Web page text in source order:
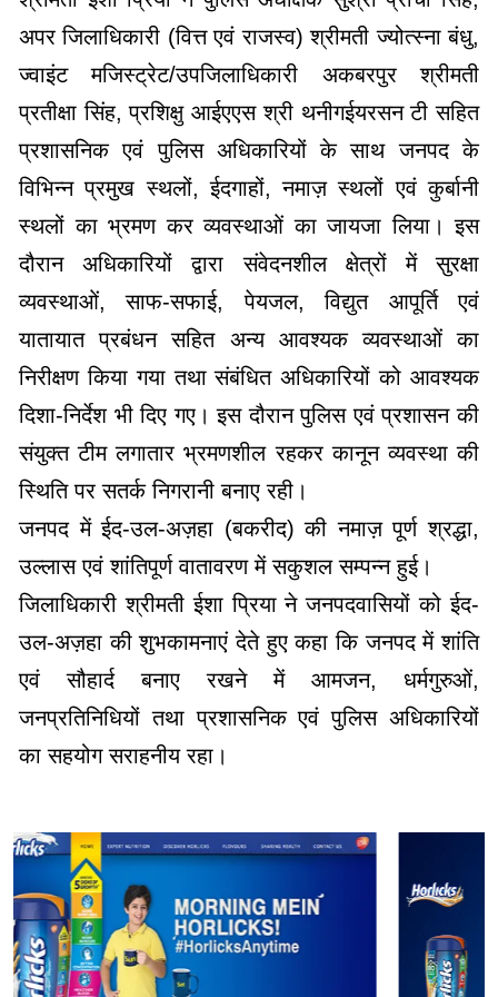
अपर जिलाधिकारी (वित्त एवं राजस्व) श्रीमती ज्योत्स्ना बंधु,
ज्वाइंट मजिस्ट्रेट/उपजिलाधिकारी अकबरपुर श्रीमती
प्रतीक्षा सिंह, प्रशिक्षु आईएएस श्री थनीगईयरसन टी सहित
प्रशासनिक एवं पुलिस अधिकारियों के साथ जनपद के
विभिन्न प्रमुख स्थलों, ईदगाहों, नमाज़ स्थलों एवं कुर्बानी
स्थलों का भ्रमण कर व्यवस्थाओं का जायजा लिया। इस
दौरान अधिकारियों द्वारा संवेदनशील क्षेत्रों में सुरक्षा
व्यवस्थाओं, साफ-सफाई, पेयजल, विद्युत आपूर्ति एवं
यातायात प्रबंधन सहित अन्य आवश्यक व्यवस्थाओं का
निरीक्षण किया गया तथा संबंधित अधिकारियों को आवश्यक
दिशा-निर्देश भी दिए गए। इस दौरान पुलिस एवं प्रशासन की
संयुक्त टीम लगातार भ्रमणशील रहकर कानून व्यवस्था की
स्थिति पर सतर्क निगरानी बनाए रही।
जनपद में ईद-उल-अज़हा (बकरीद) की नमाज़ पूर्ण श्रद्धा,
उल्लास एवं शांतिपूर्ण वातावरण में सकुशल सम्पन्न हुई।
जिलाधिकारी श्रीमती ईशा प्रिया ने जनपदवासियों को ईद-
उल-अज़हा की शुभकामनाएं देते हुए कहा कि जनपद में शांति
एवं सौहार्द बनाए रखने में आमजन, धर्मगुरुओं,
जनप्रतिनिधियों तथा प्रशासनिक एवं पुलिस अधिकारियों
का सहयोग सराहनीय रहा।